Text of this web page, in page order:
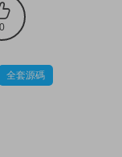
0
全套源碼